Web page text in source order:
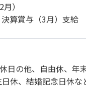
）
算賞与（3月）支給
日の他、自由休、年
休、結婚記念日休な